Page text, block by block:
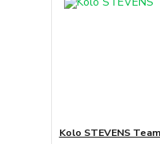
Kolo STEVENS